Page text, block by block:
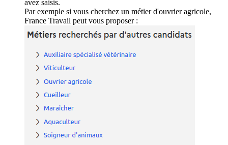
avez saisis.
Par exemple si vous cherchez un métier d'ouvrier agricole,
France Travail peut vous proposer :